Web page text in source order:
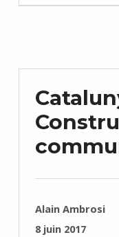
RÉDIGÉ PAR :
Alain Ambrosi
PUBLIÉ SUR :
8 juin 2017